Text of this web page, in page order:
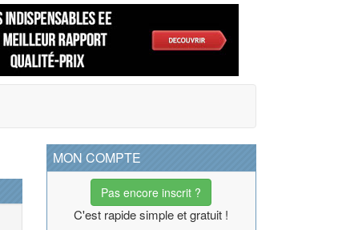
MON COMPTE
Pas encore inscrit ?
C'est rapide simple et gratuit !